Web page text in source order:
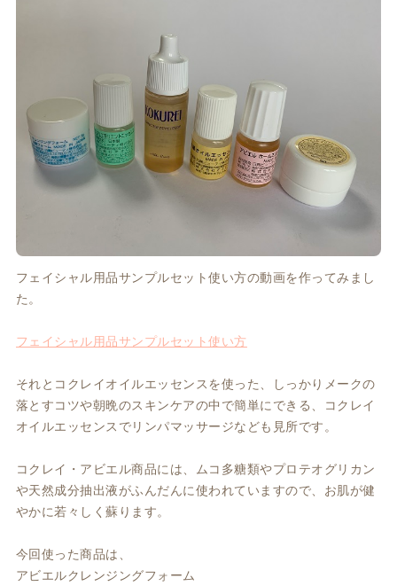
フェイシャル用品サンプルセット使い方の動画を作ってみまし
た。
フェイシャル用品サンプルセット使い方
それとコクレイオイルエッセンスを使った、しっかりメークの
落とすコツや朝晩のスキンケアの中で簡単にできる、コクレイ
オイルエッセンスでリンパマッサージなども見所です。
コクレイ・アビエル商品には、ムコ多糖類やプロテオグリカン
や天然成分抽出液がふんだんに使われていますので、お肌が健
やかに若々しく蘇ります。
今回使った商品は、
アビエルクレンジングフォーム